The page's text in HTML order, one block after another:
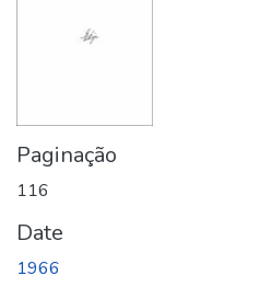
Paginação
116
Date
1966